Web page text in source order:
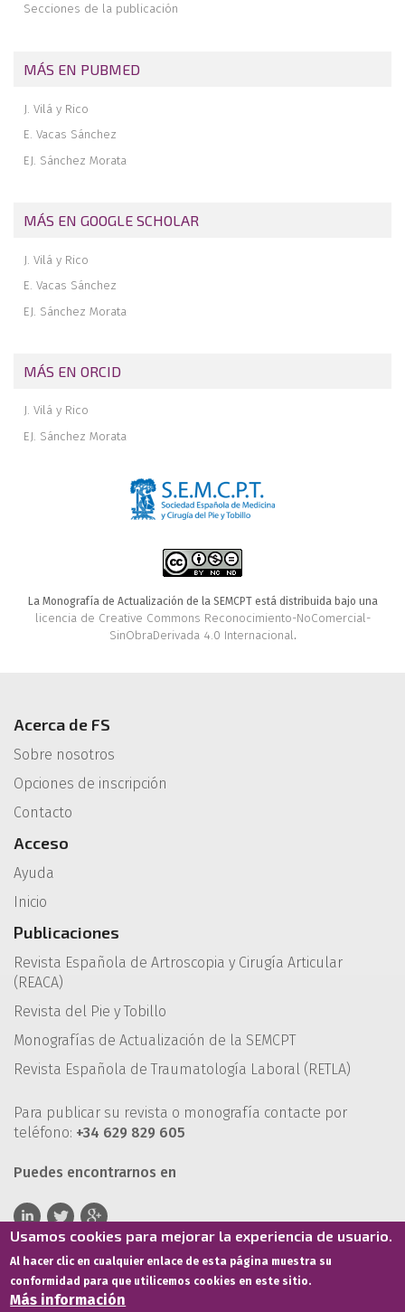
Secciones de la publicación
MÁS EN PUBMED
J. Vilá y Rico
E. Vacas Sánchez
EJ. Sánchez Morata
MÁS EN GOOGLE SCHOLAR
J. Vilá y Rico
E. Vacas Sánchez
EJ. Sánchez Morata
MÁS EN ORCID
J. Vilá y Rico
EJ. Sánchez Morata
La Monografía de Actualización de la SEMCPT está distribuida bajo una
licencia de Creative Commons Reconocimiento-NoComercial-
SinObraDerivada 4.0 Internacional.
Acerca de FS
Sobre nosotros
Opciones de inscripción
Contacto
Acceso
Ayuda
Inicio
Publicaciones
Revista Española de Artroscopia y Cirugía Articular
(REACA)
Revista del Pie y Tobillo
Monografías de Actualización de la SEMCPT
Revista Española de Traumatología Laboral (RETLA)
Para publicar su revista o monografía contacte por
teléfono: +34 629 829 605
Puedes encontrarnos en
Usamos cookies para mejorar la experiencia de usuario.
Al hacer clic en cualquier enlace de esta página muestra su
conformidad para que utilicemos cookies en este sitio.
Más información